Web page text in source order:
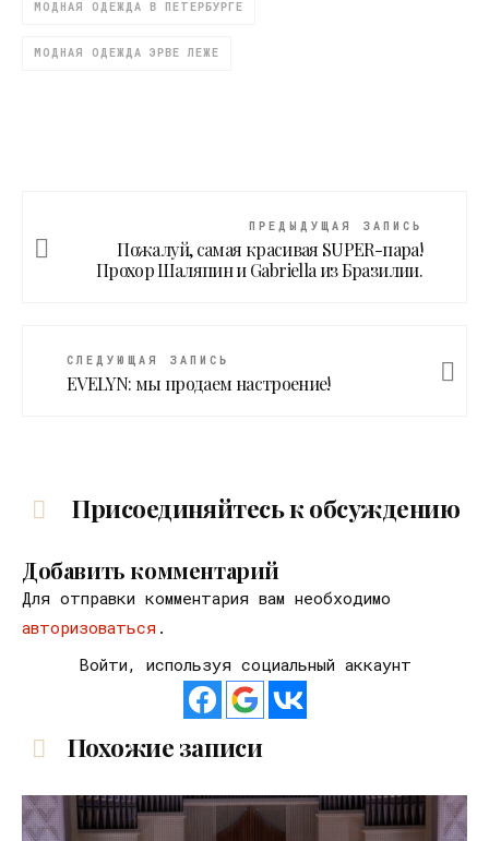
МОДНАЯ ОДЕЖДА В ПЕТЕРБУРГЕ
МОДНАЯ ОДЕЖДА ЭРВЕ ЛЕЖЕ
ПРЕДЫДУЩАЯ ЗАПИСЬ
Пожалуй, самая красивая SUPER-пара!
Прохор Шаляпин и Gabriella из Бразилии.
СЛЕДУЮЩАЯ ЗАПИСЬ
EVELYN: мы продаем настроение!
Присоединяйтесь к обсуждению
Добавить комментарий
Для отправки комментария вам необходимо
авторизоваться .
Войти, используя социальный аккаунт
Похожие записи